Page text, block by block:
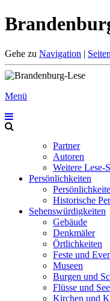
Gehe zu Navigation |
Menü
Partner
Autoren
Weitere Lese-
Persönlichkeiten
Historische
Sehenswürdigkeiten
Gebäude
Denkmäler
Örtlichkeiten
Feste und
Museen
Burgen und
Flüsse und
Kirchen und